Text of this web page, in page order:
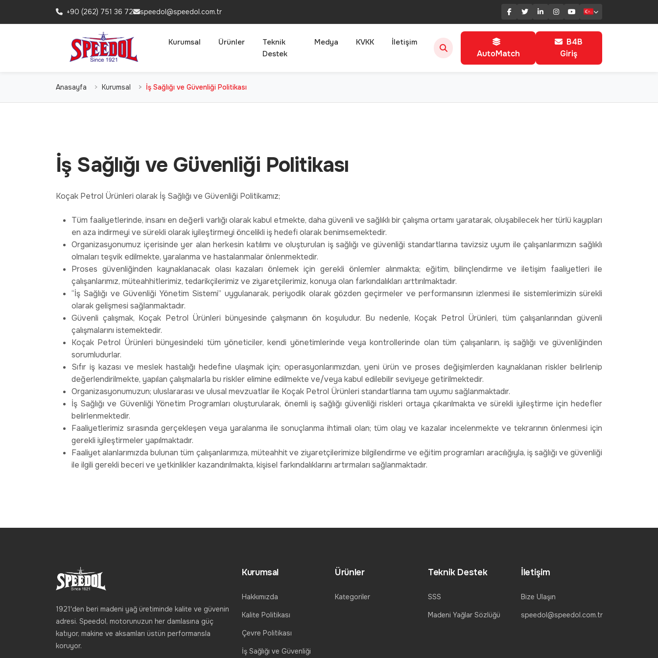
+90 (262) 751 36 72 speedol@speedol.com.tr
Kurumsal Ürünler
Teknik
Destek
Medya KVKK İletişim
AutoMatch
B4B
Giriş
Anasayfa Kurumsal İş Sağlığı ve Güvenliği Politikası
İş Sağlığı ve Güvenliği Politikası
Koçak Petrol Ürünleri olarak İş Sağlığı ve Güvenliği Politikamız;
Tüm faaliyetlerinde, insanı en değerli varlığı olarak kabul etmekte, daha güvenli ve sağlıklı bir çalışma ortamı yaratarak, oluşabilecek her türlü kayıpları
en aza indirmeyi ve sürekli olarak iyileştirmeyi öncelikli iş hedefi olarak benimsemektedir.
Organizasyonumuz içerisinde yer alan herkesin katılımı ve oluşturulan iş sağlığı ve güvenliği standartlarına tavizsiz uyum ile çalışanlarımızın sağlıklı
olmaları teşvik edilmekte, yaralanma ve hastalanmalar önlenmektedir.
Proses güvenliğinden kaynaklanacak olası kazaları önlemek için gerekli önlemler alınmakta; eğitim, bilinçlendirme ve iletişim faaliyetleri ile
çalışanlarımız, müteahhitlerimiz, tedarikçilerimiz ve ziyaretçilerimiz, konuya olan farkındalıkları arttırılmaktadır.
“İş Sağlığı ve Güvenliği Yönetim Sistemi” uygulanarak, periyodik olarak gözden geçirmeler ve performansının izlenmesi ile sistemlerimizin sürekli
olarak gelişmesi sağlanmaktadır.
Güvenli çalışmak, Koçak Petrol Ürünleri bünyesinde çalışmanın ön koşuludur. Bu nedenle, Koçak Petrol Ürünleri, tüm çalışanlarından güvenli
çalışmalarını istemektedir.
Koçak Petrol Ürünleri bünyesindeki tüm yöneticiler, kendi yönetimlerinde veya kontrollerinde olan tüm çalışanların, iş sağlığı ve güvenliğinden
sorumludurlar.
Sıfır iş kazası ve meslek hastalığı hedefine ulaşmak için; operasyonlarımızdan, yeni ürün ve proses değişimlerden kaynaklanan riskler belirlenip
değerlendirilmekte, yapılan çalışmalarla bu riskler elimine edilmekte ve/veya kabul edilebilir seviyeye getirilmektedir.
Organizasyonumuzun; uluslararası ve ulusal mevzuatlar ile Koçak Petrol Ürünleri standartlarına tam uyumu sağlanmaktadır.
İş Sağlığı ve Güvenliği Yönetim Programları oluşturularak, önemli iş sağlığı güvenliği riskleri ortaya çıkarılmakta ve sürekli iyileştirme için hedefler
belirlenmektedir.
Faaliyetlerimiz sırasında gerçekleşen veya yaralanma ile sonuçlanma ihtimali olan; tüm olay ve kazalar incelenmekte ve tekrarının önlenmesi için
gerekli iyileştirmeler yapılmaktadır.
Faaliyet alanlarımızda bulunan tüm çalışanlarımıza, müteahhit ve ziyaretçilerimize bilgilendirme ve eğitim programları aracılığıyla, iş sağlığı ve güvenliği
ile ilgili gerekli beceri ve yetkinlikler kazandırılmakta, kişisel farkındalıklarını artırmaları sağlanmaktadır.
1921'den beri madeni yağ üretiminde kalite ve güvenin
adresi. Speedol, motorunuzun her damlasına güç
katıyor, makine ve aksamları üstün performansla
koruyor.
Kurumsal
Hakkımızda
Kalite Politikası
Çevre Politikası
İş Sağlığı ve Güvenliği
Ürünler
Kategoriler
Teknik Destek
SSS
Madeni Yağlar Sözlüğü
İletişim
Bize Ulaşın
speedol@speedol.com.tr